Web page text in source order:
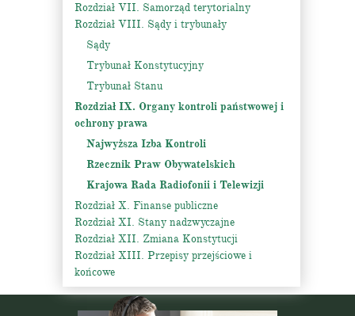
Rozdział VII. Samorząd terytorialny
Rozdział VIII. Sądy i trybunały
Sądy
Trybunał Konstytucyjny
Trybunał Stanu
Rozdział IX. Organy kontroli państwowej i
ochrony prawa
Najwyższa Izba Kontroli
Rzecznik Praw Obywatelskich
Krajowa Rada Radiofonii i Telewizji
Rozdział X. Finanse publiczne
Rozdział XI. Stany nadzwyczajne
Rozdział XII. Zmiana Konstytucji
Rozdział XIII. Przepisy przejściowe i
końcowe